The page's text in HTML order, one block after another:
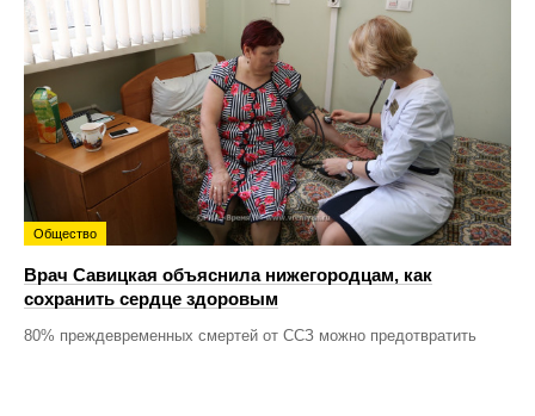
Общество
Врач Савицкая объяснила нижегородцам, как
сохранить сердце здоровым
80% преждевременных смертей от ССЗ можно предотвратить